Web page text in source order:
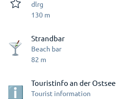
dlrg
130 m
Strandbar
Beach bar
82 m
Touristinfo an der Ostsee
Tourist information